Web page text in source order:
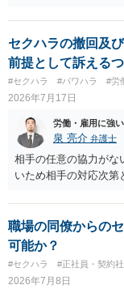
セクハラの撤回及
前提として訴える
#セクハラ #パワハラ #労
2026年7月17日
労働・雇用に強
泉 亮介 弁護士
相手の任意の協力がな
いため相手の対応次第
職場の同僚からの
可能か？
#セクハラ #正社員・契約
2026年7月8日